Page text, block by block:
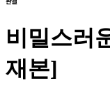
비밀스러
재본]